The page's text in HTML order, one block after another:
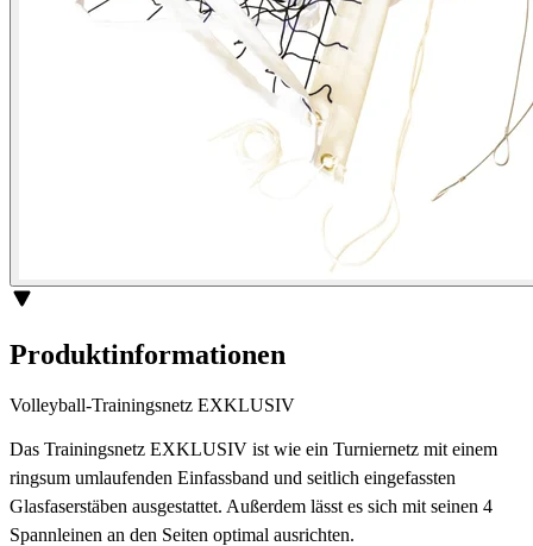
Produktinformationen
Volleyball-Trainingsnetz EXKLUSIV
Das Trainingsnetz EXKLUSIV ist wie ein Turniernetz mit einem
ringsum umlaufenden Einfassband und seitlich eingefassten
Glasfaserstäben ausgestattet. Außerdem lässt es sich mit seinen 4
Spannleinen an den Seiten optimal ausrichten.